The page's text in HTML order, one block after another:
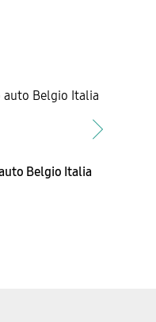
Belgio Italia